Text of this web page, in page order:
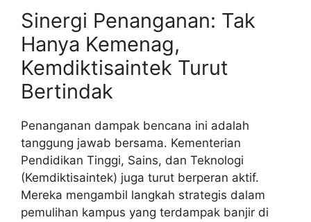
Sinergi Penanganan: Tak
Hanya Kemenag,
Kemdiktisaintek Turut
Bertindak
Penanganan dampak bencana ini adalah
tanggung jawab bersama. Kementerian
Pendidikan Tinggi, Sains, dan Teknologi
(Kemdiktisaintek) juga turut berperan aktif.
Mereka mengambil langkah strategis dalam
pemulihan kampus yang terdampak banjir di